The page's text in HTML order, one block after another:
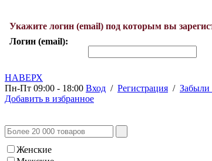
Укажите логин (email) под которым вы
Логин (email):
НАВЕРХ
Пн-Пт 09:00 - 18:00 Вход / Регистрация / Забыли
Добавить в избранное
Женские